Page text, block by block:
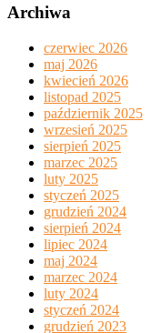
Archiwa
czerwiec 2026
maj 2026
kwiecień 2026
listopad 2025
październik 2025
wrzesień 2025
sierpień 2025
marzec 2025
luty 2025
styczeń 2025
grudzień 2024
sierpień 2024
lipiec 2024
maj 2024
marzec 2024
luty 2024
styczeń 2024
grudzień 2023